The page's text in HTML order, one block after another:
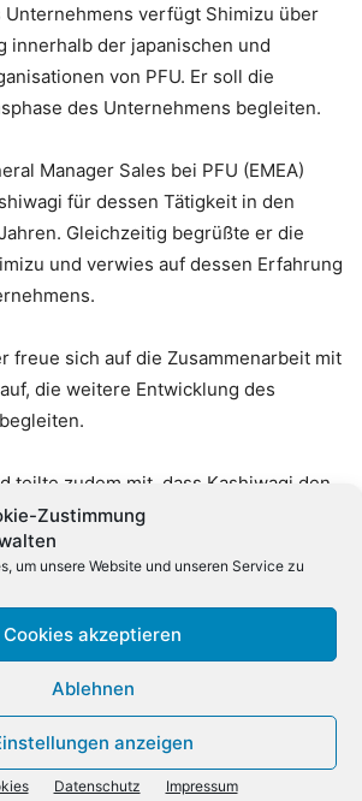
Zustimmung
um unsere Website und unseren Service zu
Cookies akzeptieren
Ablehnen
anzeigen
Datenschutz Impressum
Unternehmens verfügt Shimizu über
innerhalb der japanischen und
von PFU. Er soll die
des Unternehmens begleiten.
Manager Sales bei PFU (EMEA)
für dessen Tätigkeit in den
Gleichzeitig begrüßte er die
und verwies auf dessen Erfahrung
freue sich auf die Zusammenarbeit mit
die weitere Entwicklung des
teilte zudem mit, dass Kashiwagi den
Monaten begleiten werde, um
sicherzustellen.
Nvidia beschleunigt